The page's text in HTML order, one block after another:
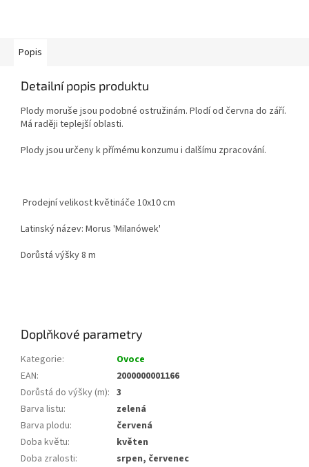
Popis
Detailní popis produktu
Plody moruše jsou podobné ostružinám. Plodí od června do září.
Má raději teplejší oblasti.
Plody jsou určeny k přímému konzumu i dalšímu zpracování.
Prodejní velikost květináče 10x10 cm
Latinský název: Morus 'Milanówek'
Dorůstá výšky 8 m
Doplňkové parametry
Kategorie:
Ovoce
EAN:
2000000001166
Dorůstá do výšky (m): 3
Barva listu:
zelená
Barva plodu:
červená
Doba květu:
květen
Doba zralosti:
srpen, červenec